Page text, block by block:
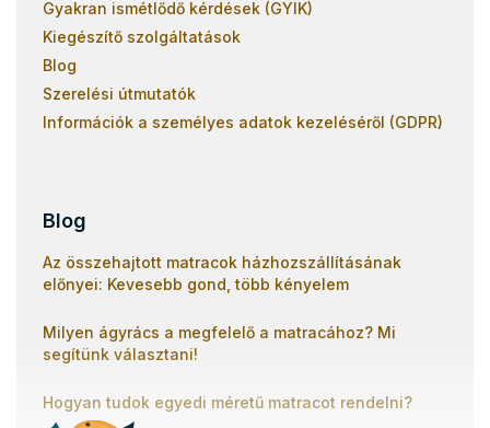
Gyakran ismétlődő kérdések (GYIK)
Kiegészítő szolgáltatások
Blog
Szerelési útmutatók
Információk a személyes adatok kezeléséről (GDPR)
Blog
Az összehajtott matracok házhozszállításának
előnyei: Kevesebb gond, több kényelem
Milyen ágyrács a megfelelő a matracához? Mi
segítünk választani!
Hogyan tudok egyedi méretű matracot rendelni?